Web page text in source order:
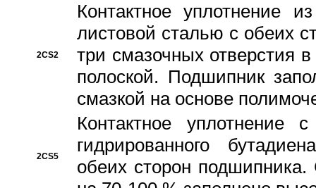
2CS2
Контактное уплотнение
листовой сталью с обеих
три смазочных отверстия
полоской. Подшипник
смазкой на основе
2CS5
Контактное уплотнение
гидрированного
обеих сторон